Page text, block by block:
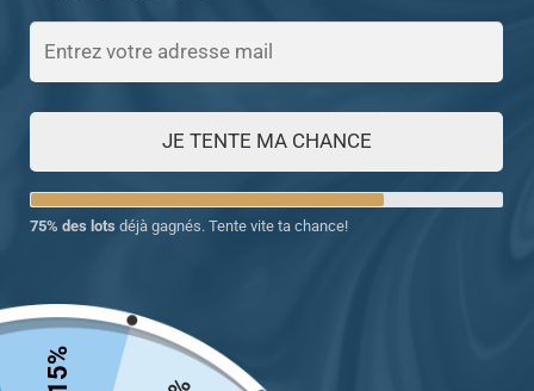
Chevalière artisanale pour
JE TENTE MA CHANCE
75% des lots déjà gagnés. Tente vite ta chance!
15%